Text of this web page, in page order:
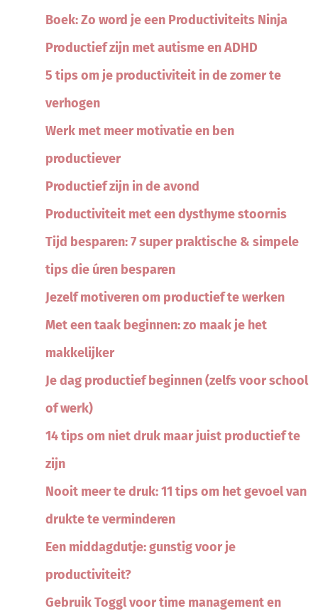
Boek: Zo word je een Productiviteits Ninja
Productief zijn met autisme en ADHD
5 tips om je productiviteit in de zomer te
verhogen
Werk met meer motivatie en ben
productiever
Productief zijn in de avond
Productiviteit met een dysthyme stoornis
Tijd besparen: 7 super praktische & simpele
tips die úren besparen
Jezelf motiveren om productief te werken
Met een taak beginnen: zo maak je het
makkelijker
Je dag productief beginnen (zelfs voor school
of werk)
14 tips om niet druk maar juist productief te
zijn
Nooit meer te druk: 11 tips om het gevoel van
drukte te verminderen
Een middagdutje: gunstig voor je
productiviteit?
Gebruik Toggl voor time management en